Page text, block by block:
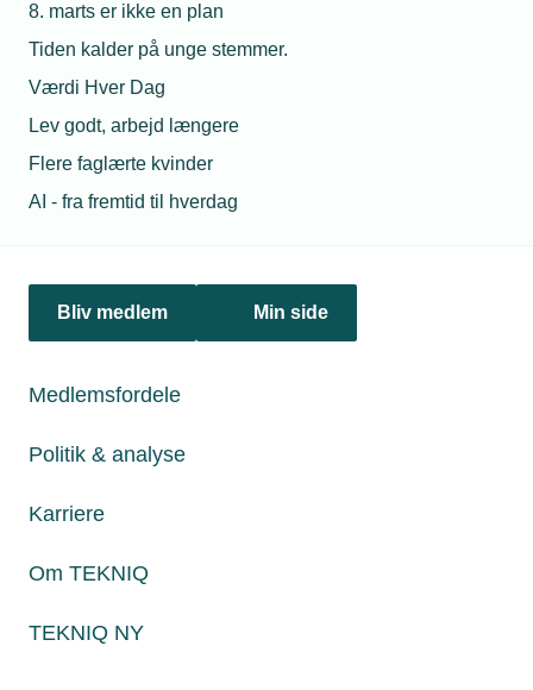
8. marts er ikke en plan
Tiden kalder på unge stemmer.
Værdi Hver Dag
Lev godt, arbejd længere
Flere faglærte kvinder
AI - fra fremtid til hverdag
Bliv medlem Min side
Medlemsfordele
Politik & analyse
Karriere
Om TEKNIQ
TEKNIQ NY
28. juli 2026
EU's elektrificeringsplan er en gave til det tekniske
kan sætte turbo på elbranchens vækst.